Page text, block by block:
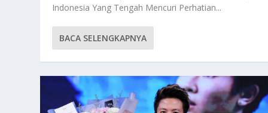
Indonesia Yang Tengah Mencuri Perhatian...
BACA SELENGKAPNYA